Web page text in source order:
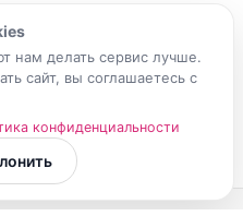
нам делать сервис лучше.
сайт, вы соглашаетесь с
конфиденциальности